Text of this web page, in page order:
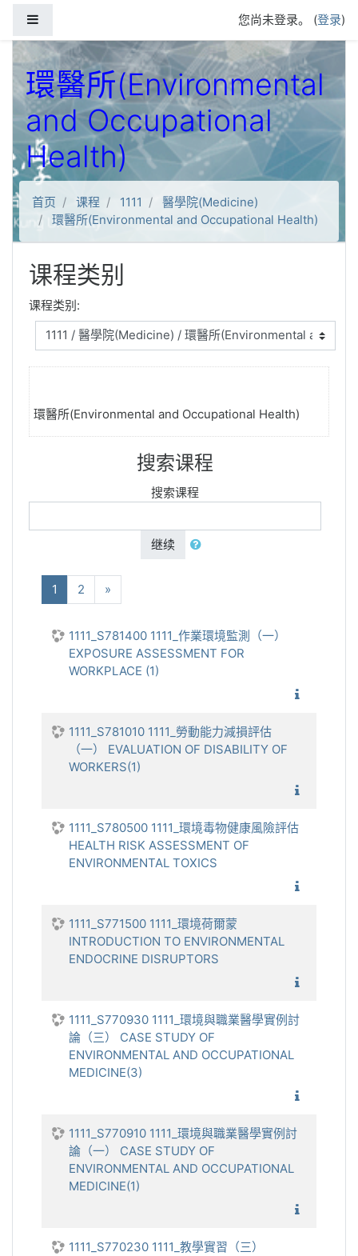
您尚未登录。 (登录)
環醫所(Environmental
and Occupational
Health)
首页 课程 1111
醫學院(Medicine)
環醫所(Environmental and Occupational Health)
课程类别
课程类别:
環醫所(Environmental and Occupational Health)
搜索课程
搜索课程
继续
1 (当前)
2 »
1111_S781400 1111_作業環境監測（一）
EXPOSURE ASSESSMENT FOR
WORKPLACE (1)
1111_S781010 1111_勞動能力減損評估
（一） EVALUATION OF DISABILITY OF
WORKERS(1)
1111_S780500 1111_環境毒物健康風險評估
HEALTH RISK ASSESSMENT OF
ENVIRONMENTAL TOXICS
1111_S771500 1111_環境荷爾蒙
INTRODUCTION TO ENVIRONMENTAL
ENDOCRINE DISRUPTORS
1111_S770930 1111_環境與職業醫學實例討
論（三） CASE STUDY OF
ENVIRONMENTAL AND OCCUPATIONAL
MEDICINE(3)
1111_S770910 1111_環境與職業醫學實例討
論（一） CASE STUDY OF
ENVIRONMENTAL AND OCCUPATIONAL
MEDICINE(1)
1111_S770230 1111_教學實習（三）